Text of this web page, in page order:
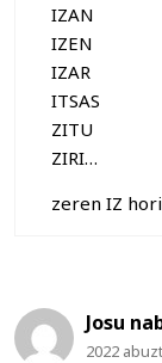
IZAN
IZEN
IZAR
ITSAS
ZITU
ZIRI…
zeren IZ
Josu
2022